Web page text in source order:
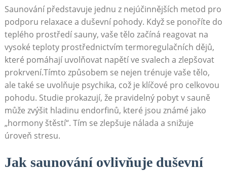
Saunování ⁢představuje jednu‍ z ‌nejúčinnějších metod pro
⁢podporu relaxace‌ a ​duševní pohody.⁢ Když​ se ponoříte do​
teplého prostředí⁤ sauny, vaše tělo ‍začíná reagovat na
vysoké teploty prostřednictvím ⁣termoregulačních dějů,
které​ pomáhají uvolňovat napětí ve svalech a zlepšovat
⁢prokrvení.Tímto způsobem se nejen‍ trénuje⁣ vaše tělo,‌
ale také se ‌uvolňuje psychika, což je ‍klíčové ⁢pro celkovou
pohodu. Studie‌ prokazují, že pravidelný pobyt v sauně
může⁣ zvýšit hladinu endorfinů, ‌které ⁣jsou známé jako
„hormony štěstí“. Tím se zlepšuje nálada a snižuje
‍úroveň stresu.
Jak‍ saunování ‍ovlivňuje duševní